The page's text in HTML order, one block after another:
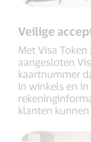
Veilige
Met Visa
aangesloten
kaartnummer
in winkels en
klanten